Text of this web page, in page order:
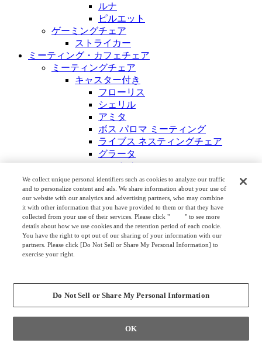
ルナ
ピルエット
ゲーミングチェア
ストライカー
ミーティング・カフェチェア
ミーティングチェア
キャスター付き
フローリス
シェリル
アミタ
ボス パロマ ミーティング
ライブス ネスティングチェア
グラータ
マルカチェア
ルナ
クリール
サリトロ
プロスタック
リータⅡ
エナ
ピーノ
ウェルツ イーヴイ
キャスター無し
We collect unique personal identifiers such as cookies to analyze our traffic
and to personalize content and ads. We share information about your use of
our website with our analytics and advertising partners, who may combine
it with other information that you have provided to them or that they have
collected from your use of their services. Please click "
here" to see more
details about how we use cookies and the retention period of each cookie.
You have the right to opt out of our sharing of your information with our
partners. Please click [Do Not Sell or Share My Personal Information] to
exercise your right.
Do Not Sell or Share My Personal Information
OK